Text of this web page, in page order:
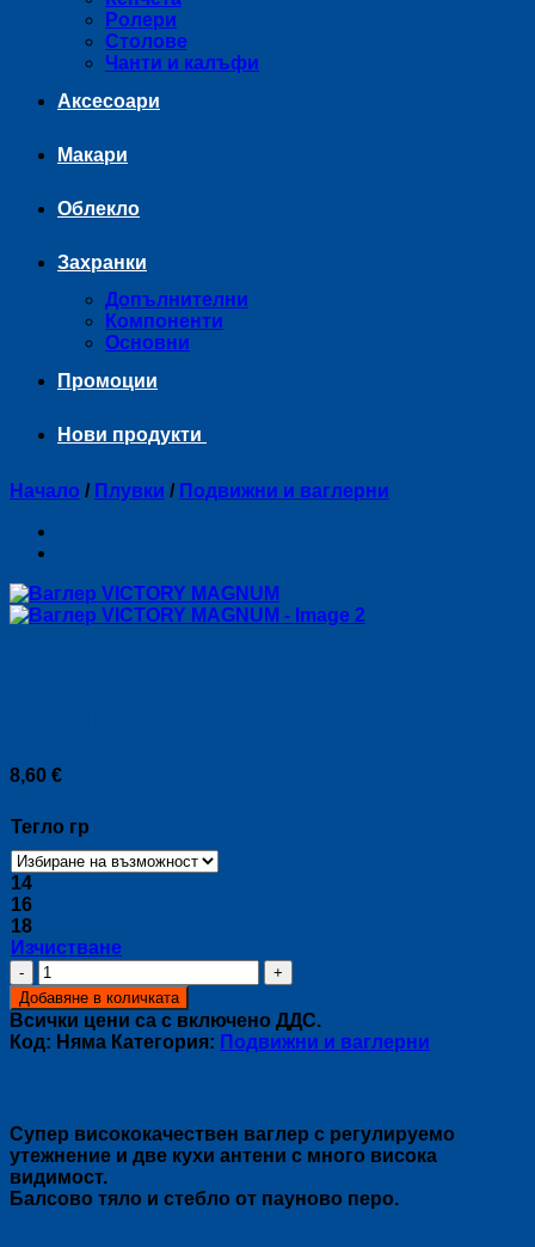
Ролери
Столове
Чанти и калъфи
Аксесоари
Макари
Облекло
Захранки
Допълнителни
Компоненти
Основни
Промоции
Нови продукти
Начало / Плувки / Подвижни и ваглерни
8,60 €
Тегло гр
14
16
18
Изчистване
количество
за
Ваглер
VICTORY
MAGNUM
Добавяне в количката
Всички цени са с включено ДДС.
Код: Няма Категория: Подвижни и ваглерни
Супер висококачествен ваглер с регулируемо
утежнение и две кухи антени с много висока
видимост.
Балсово тяло и стебло от пауново перо.